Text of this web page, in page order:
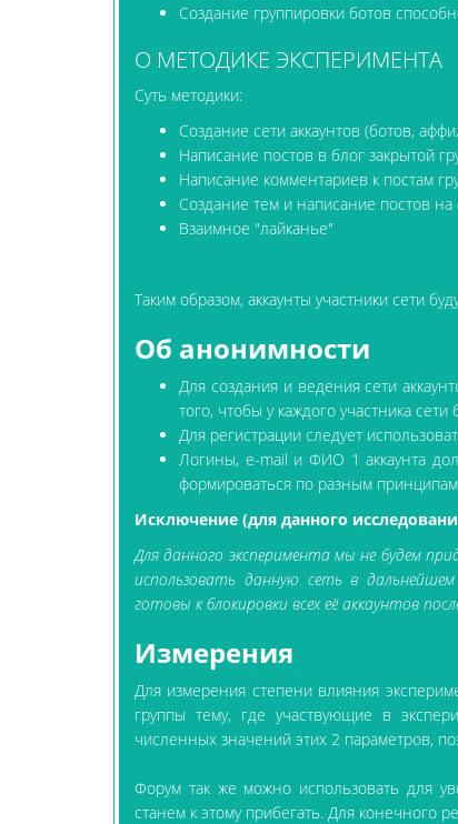
Создание группировки ботов
О МЕТОДИКЕ ЭКСПЕРИМЕНТА
Суть методики:
Создание сети аккаунтов (ботов,
Написание постов в блог закрытой
Написание комментариев к постам
Создание тем и написание постов
Взаимное "лайканье"
Таким образом, аккаунты участники сети
Об анонимности
Для создания и ведения сети
того, чтобы у каждого участника
Для регистрации следует
Логины, e-mail и ФИО 1 аккаунта
формироваться по разным
Исключение (для данного
Для данного эксперимента мы не будем
использовать данную сеть в
готовы к блокировки всех её аккаунтов
Измерения
Для измерения степени влияния
группы тему, где участвующие в
численных значений этих 2 параметров,
Форум так же можно использовать для
станем к этому прибегать. Для конечного